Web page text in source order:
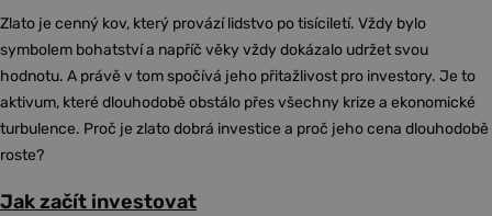
Zlato je cenný kov, který provází lidstvo po tisíciletí. Vždy bylo
symbolem bohatství a napříč věky vždy dokázalo udržet svou
hodnotu. A právě v tom spočívá jeho přitažlivost pro investory. Je to
aktivum, které dlouhodobě obstálo přes všechny krize a ekonomické
turbulence. Proč je zlato dobrá investice a proč jeho cena dlouhodobě
roste?
Jak začít investovat